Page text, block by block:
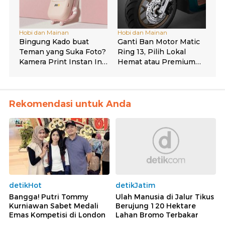
Rekomendasi untuk Anda
detikHot
Bangga! Putri Tommy
Kurniawan Sabet Medali
Emas Kompetisi di London
detikJatim
Ulah Manusia di Jalur Tikus
Berujung 120 Hektare
Lahan Bromo Terbakar